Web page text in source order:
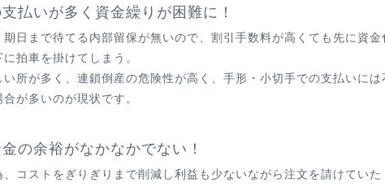
払いが多く資金繰りが困難に！
日まで待てる内部留保が無いので、割引手数料が高くても先に資金
拍車を掛けてしまう。
所が多く、連鎖倒産の危険性が高く、手形・小切手での支払いには
が多いのが現状です。
の余裕がなかなかでない！
コストをぎりぎりまで削減し利益も少ないながら注文を請けていた